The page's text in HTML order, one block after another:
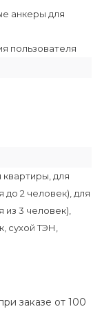
анкеры для
пользователя
для
до 2 человек), для
из 3 человек),
сухой ТЭН,
заказе от 100